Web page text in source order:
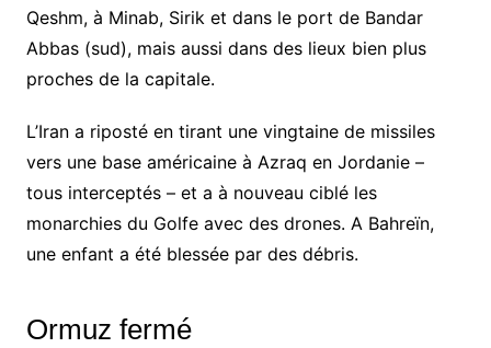
Qeshm, à Minab, Sirik et dans le port de Bandar
Abbas (sud), mais aussi dans des lieux bien plus
proches de la capitale.
L’Iran a riposté en tirant une vingtaine de missiles
vers une base américaine à Azraq en Jordanie –
tous interceptés – et a à nouveau ciblé les
monarchies du Golfe avec des drones. A Bahreïn,
une enfant a été blessée par des débris.
Ormuz fermé